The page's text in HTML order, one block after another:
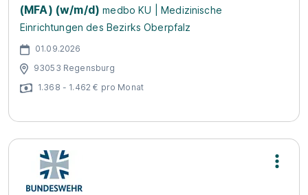
(MFA) (w/m/d) medbo KU | Medizinische
Einrichtungen des Bezirks Oberpfalz
01.09.2026
93053 Regensburg
1.368 - 1.462 € pro Monat